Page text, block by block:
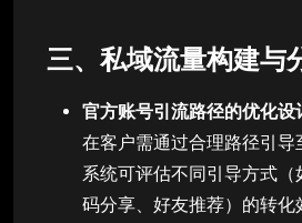
三、私域流量构建与
官方账号引流路径的优化设
在客户需通过合理路径引导
系统可评估不同引导方式（
码分享、好友推荐）的转化